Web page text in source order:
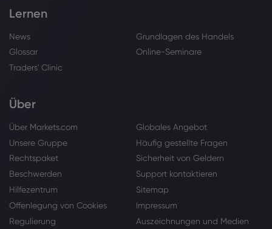
Lernen
News
Grundlagen des Handels
Glossar
Online-Seminare
Traders' Clinic
Über
Über Markets.com
Globales Angebot
Unsere Gruppe
Häufig gestellte Fragen
Rechtspaket
Sicherheit von Geldern
Beschwerden
Support kontaktieren
Hilfezentrum
Sitemap
Offenlegung von Cookies
Impressum
Regulierung
Auszeichnungen und Medien